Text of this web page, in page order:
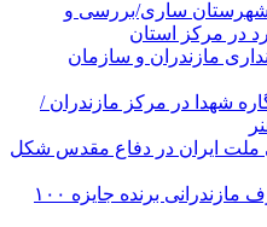
شهرستان ساری/بررسی و
در مرکز استان
مازندران و سازمان
شهدا در مرکز مازندران /
ملت ایران در دفاع مقدس شکل
۴۲ مشترک برق خوش مصرف مازندرانی برنده جایزه ۱۰۰